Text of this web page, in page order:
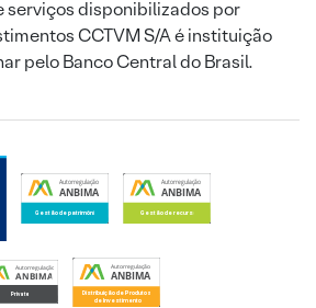
serviços disponibilizados por
CCTVM S/A é instituição
pelo Banco Central do Brasil.